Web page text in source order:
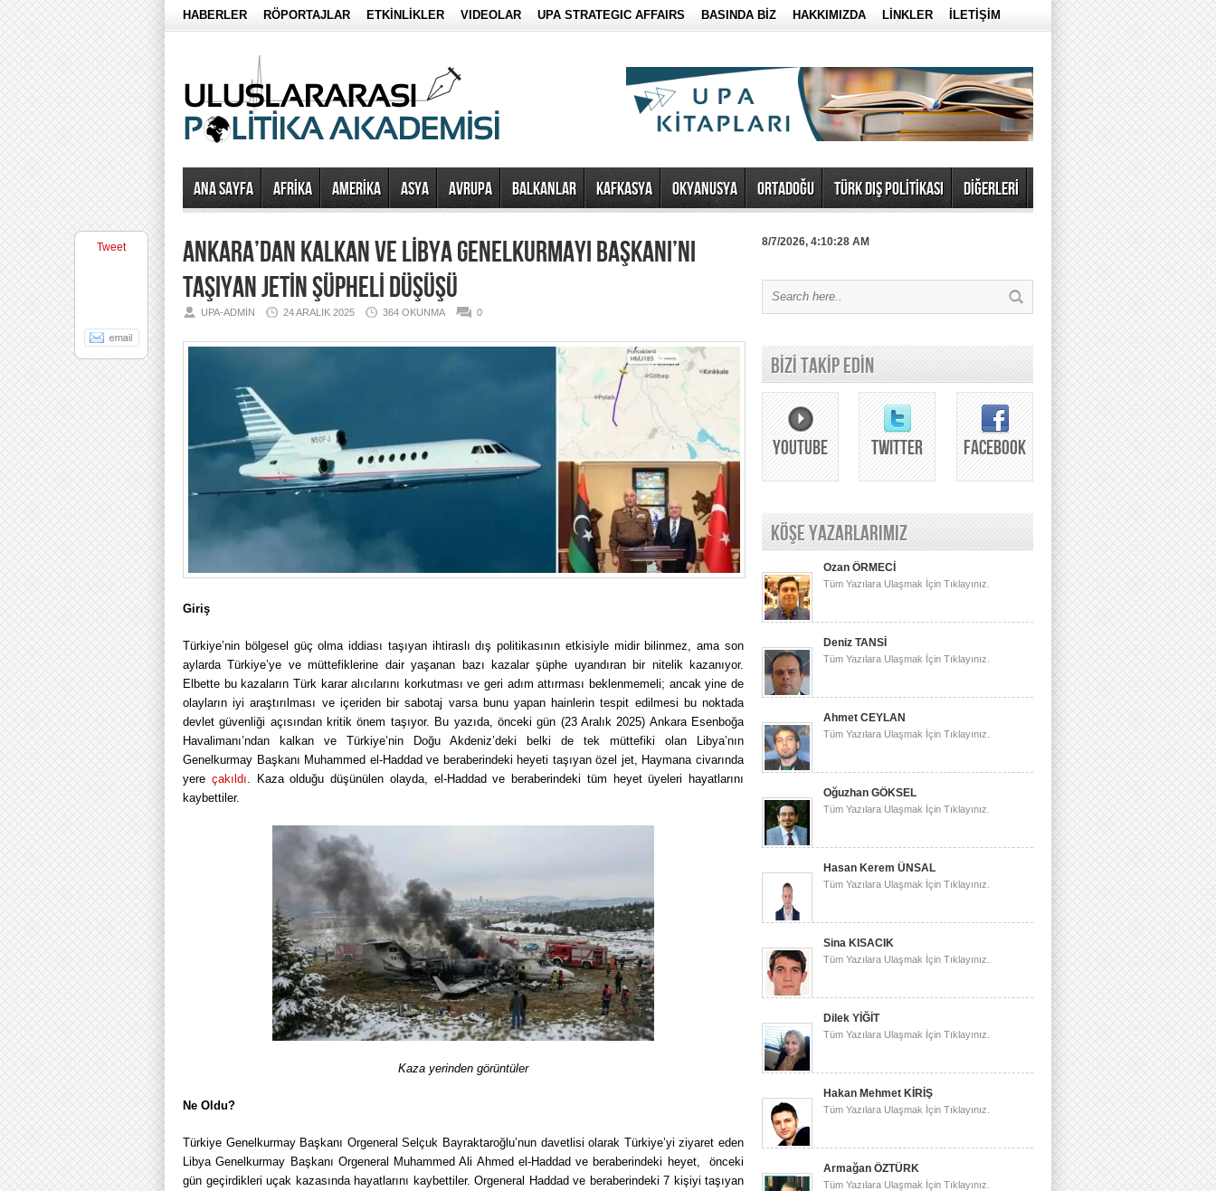
HABERLER RÖPORTAJLAR ETKİNLİKLER VIDEOLAR UPA STRATEGIC AFFAIRS BASINDA BİZ HAKKIMIZDA LİNKLER İLETİŞİM
Ana Sayfa AFRİKA AMERİKA ASYA AVRUPA BALKANLAR KAFKASYA OKYANUSYA ORTADOĞU TÜRK DIŞ POLİTİKASI DİĞERLERİ
ANKARA’DAN KALKAN VE LİBYA GENELKURMAYI BAŞKANI’NI
TAŞIYAN JETİN ŞÜPHELİ DÜŞÜŞÜ
UPA-ADMIN 24 ARALIK 2025 364 OKUNMA 0
Giriş
Türkiye’nin bölgesel güç olma iddiası taşıyan ihtiraslı dış politikasının etkisiyle midir bilinmez, ama son
aylarda Türkiye’ye ve müttefiklerine dair yaşanan bazı kazalar şüphe uyandıran bir nitelik kazanıyor.
Elbette bu kazaların Türk karar alıcılarını korkutması ve geri adım attırması beklenmemeli; ancak yine de
olayların iyi araştırılması ve içeriden bir sabotaj varsa bunu yapan hainlerin tespit edilmesi bu noktada
devlet güvenliği açısından kritik önem taşıyor. Bu yazıda, önceki gün (23 Aralık 2025) Ankara Esenboğa
Havalimanı’ndan kalkan ve Türkiye’nin Doğu Akdeniz’deki belki de tek müttefiki olan Libya’nın
Genelkurmay Başkanı Muhammed el-Haddad ve beraberindeki heyeti taşıyan özel jet, Haymana civarında
yere çakıldı. Kaza olduğu düşünülen olayda, el-Haddad ve beraberindeki tüm heyet üyeleri hayatlarını
kaybettiler.
Kaza yerinden görüntüler
Ne Oldu?
Türkiye Genelkurmay Başkanı Orgeneral Selçuk Bayraktaroğlu’nun davetlisi olarak Türkiye’yi ziyaret eden
Libya Genelkurmay Başkanı Orgeneral Muhammed Ali Ahmed el-Haddad ve beraberindeki heyet, önceki
gün geçirdikleri uçak kazasında hayatlarını kaybettiler. Orgeneral Haddad ve beraberindeki 7 kişiyi taşıyan
Tweet 8/7/2026, 4:10:28 AM
BİZİ TAKİP EDİN
YOUTUBE TWITTER FACEBOOK
KÖŞE YAZARLARIMIZ
Ozan ÖRMECİ
Tüm Yazılara Ulaşmak İçin Tıklayınız.
Deniz TANSİ
Tüm Yazılara Ulaşmak İçin Tıklayınız.
Ahmet CEYLAN
Tüm Yazılara Ulaşmak İçin Tıklayınız.
Oğuzhan GÖKSEL
Tüm Yazılara Ulaşmak İçin Tıklayınız.
Hasan Kerem ÜNSAL
Tüm Yazılara Ulaşmak İçin Tıklayınız.
Sina KISACIK
Tüm Yazılara Ulaşmak İçin Tıklayınız.
Dilek YİĞİT
Tüm Yazılara Ulaşmak İçin Tıklayınız.
Hakan Mehmet KİRİŞ
Tüm Yazılara Ulaşmak İçin Tıklayınız.
Armağan ÖZTÜRK
Tüm Yazılara Ulaşmak İçin Tıklayınız.